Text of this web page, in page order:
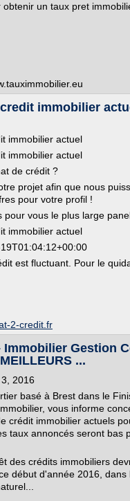
obtenir un taux pret
immobilier
immobilier actuel
immobilier actuel
de crédit ?
projet afin que nous
pour votre profil !
pour vous le plus large
immobilier actuel
est fluctuant. Pour le
2-credit.fr
Immobilier Gestion
...
2016
basé à Brest dans le
vous informe
crédit immobilier actuels
taux annoncés seront bas
des crédits immobiliers
début d'année 2016, dans